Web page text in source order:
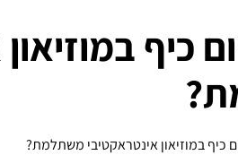
כיף במוזיאון אינטראקטיבי משתלמת?